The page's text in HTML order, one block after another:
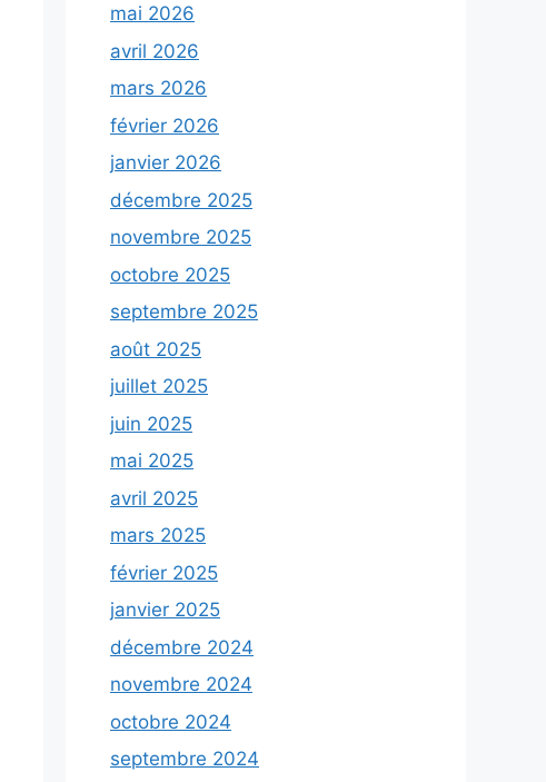
mai 2026
avril 2026
mars 2026
février 2026
janvier 2026
décembre 2025
novembre 2025
octobre 2025
septembre 2025
août 2025
juillet 2025
juin 2025
mai 2025
avril 2025
mars 2025
février 2025
janvier 2025
décembre 2024
novembre 2024
octobre 2024
septembre 2024